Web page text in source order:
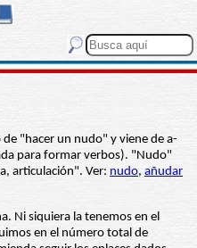
"hacer un nudo" y viene de a-
para formar verbos). "Nudo"
articulación". Ver: nudo, añudar
Ni siquiera la tenemos en el
en el número total de